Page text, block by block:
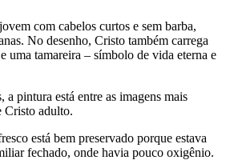
com cabelos curtos e sem barba,
No desenho, Cristo também carrega
uma tamareira – símbolo de vida eterna e
a pintura está entre as imagens mais
Cristo adulto.
está bem preservado porque estava
fechado, onde havia pouco oxigênio.